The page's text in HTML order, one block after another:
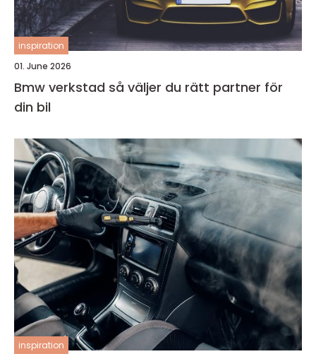
inspiration
01. June 2026
Bmw verkstad så väljer du rätt partner för
din bil
inspiration